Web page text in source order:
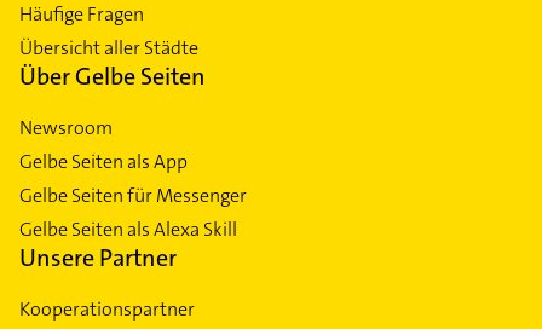
Häufige Fragen
Übersicht aller Städte
Über Gelbe Seiten
Newsroom
Gelbe Seiten als App
Gelbe Seiten für Messenger
Gelbe Seiten als Alexa Skill
Unsere Partner
Kooperationspartner